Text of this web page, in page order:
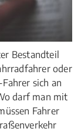
Bestandteil
oder
sich an
darf man mit
Fahrer